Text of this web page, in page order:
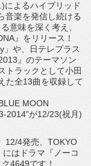
によるハイブリッド
音楽を発信し続ける
意味を深く考え、
』をリリース！
や、日テレプラス
』のテーマソン
トラックとして小田
た全13曲を収録して
MOON
2014”が12/23(祝月)
4発売、TOKYO
はドラマ『ノーコ
4649です！